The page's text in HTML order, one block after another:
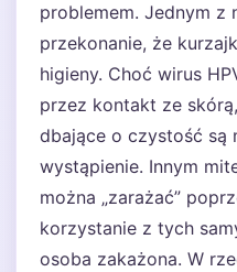
problemem. Jednym z
przekonanie, że
higieny. Choć wirus
przez kontakt ze
dbające o czystość są
wystąpienie. Innym
można „zarażać”
korzystanie z tych
osoba zakażona. W